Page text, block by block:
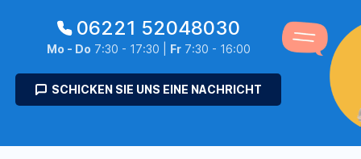
06221 52048030
Mo - Do 7:30 - 17:30 | Fr7:30 - 16:00
SCHICKEN SIE UNS EINE NACHRICHT